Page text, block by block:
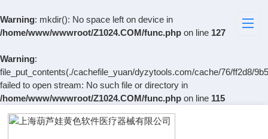
Warning: mkdir(): No space left on device in
/home/www/wwwroot/Z1024.COM/func.php on line 127
Warning:
file_put_contents(./cachefile_yuan/dyzytools.com/cache/76/ff2d8/
failed to open stream: No such file or directory in
/home/www/wwwroot/Z1024.COM/func.php on line 115